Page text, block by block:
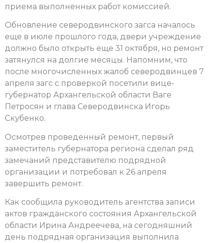
приема выполненных работ комиссией.
Обновление северодвинского загса началось
еще в июле прошлого года, двери учреждение
должно было открыть еще 31 октября, но ремонт
затянулся на долгие месяцы. Напомним, что
после многочисленных жалоб северодвинцев 7
апреля загс с проверкой посетили вице-
губернатор Архангельской области Ваге
Петросян и глава Северодвинска Игорь
Скубенко.
Осмотрев проведенный ремонт, первый
заместитель губернатора региона сделал ряд
замечаний представителю подрядной
организации и потребовал к 26 апреля
завершить ремонт.
Как сообщила руководитель агентства записи
актов гражданского состояния Архангельской
области Ирина Андреечева, на сегодняшний
день подрядная организация выполнила